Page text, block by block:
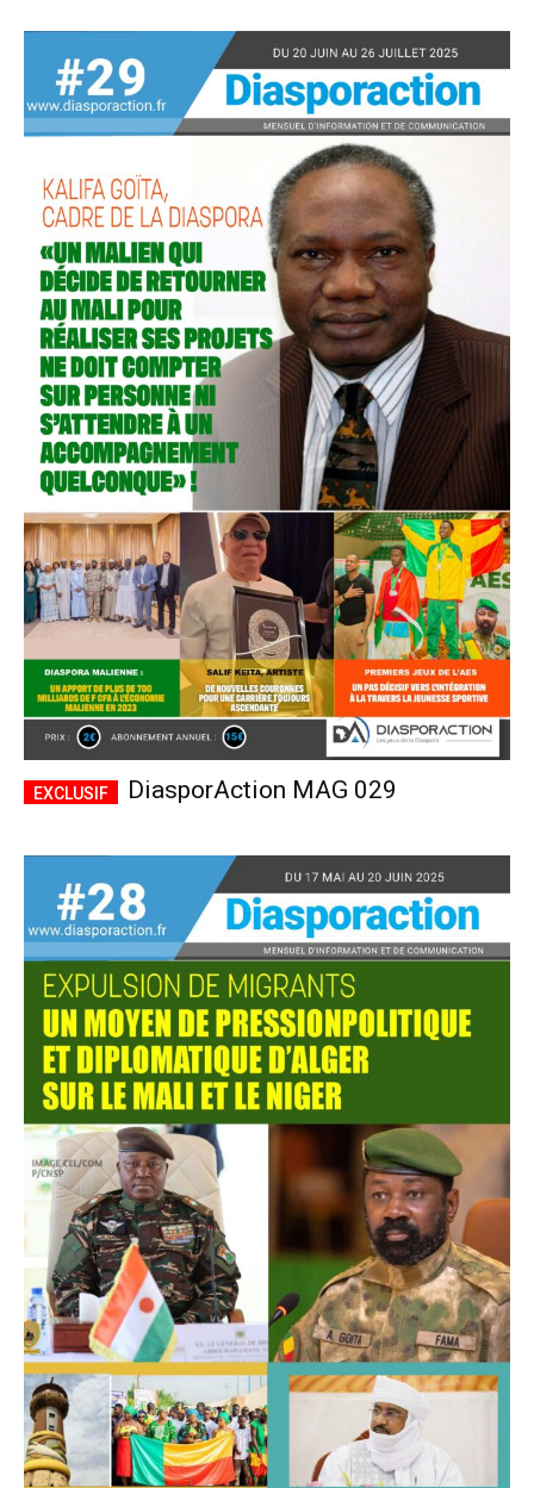
DiasporAction MAG 029